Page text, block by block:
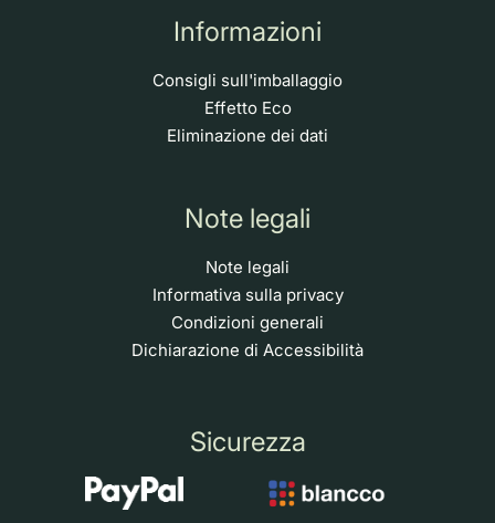
Informazioni
Consigli sull'imballaggio
Effetto Eco
Eliminazione dei dati
Note legali
Note legali
Informativa sulla privacy
Condizioni generali
Dichiarazione di Accessibilità
Sicurezza